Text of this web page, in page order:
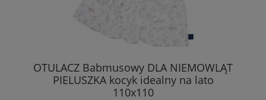
OTULACZ Babmusowy DLA NIEMOWLĄT
PIELUSZKA kocyk idealny na lato
110x110